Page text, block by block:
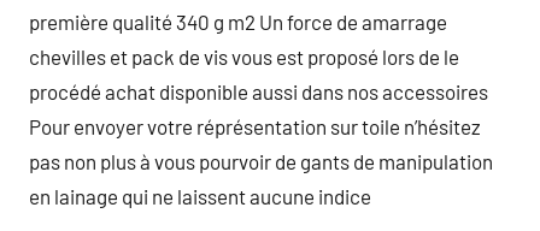
première qualité 340 g m2 Un force de amarrage
chevilles et pack de vis vous est proposé lors de le
procédé achat disponible aussi dans nos accessoires
Pour envoyer votre réprésentation sur toile n’hésitez
pas non plus à vous pourvoir de gants de manipulation
en lainage qui ne laissent aucune indice